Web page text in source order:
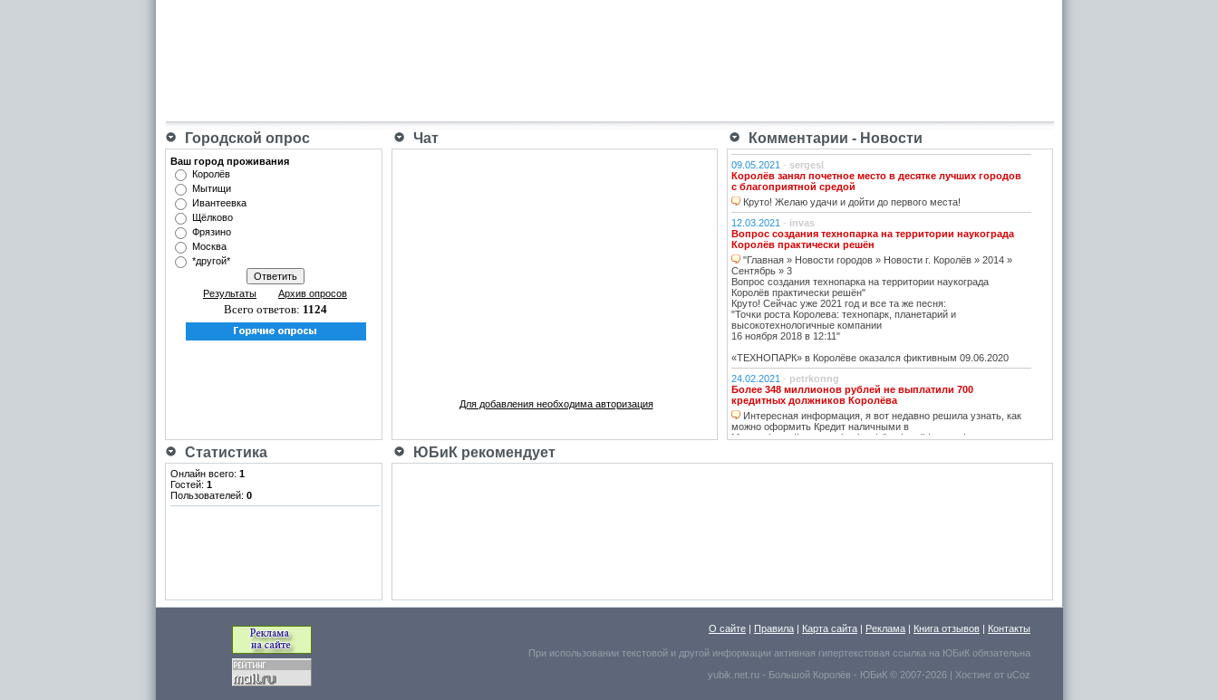
Городской опрос Чат Комментарии - Новости
Ваш город проживания
Королёв
Мытищи
Ивантеевка
Щёлково
Фрязино
Москва
*другой*
Результаты Архив опросов
Всего ответов: 1124
Для добавления необходима авторизация
09.05.2021 - sergesl
Королёв занял почетное место в десятке лучших городов
с благоприятной средой
Круто! Желаю удачи и дойти до первого места!
12.03.2021 - invas
Вопрос создания технопарка на территории наукограда
Королёв практически решён
"Главная » Новости городов » Новости г. Королёв » 2014 »
Сентябрь » 3
Вопрос создания технопарка на территории наукограда
Королёв практически решён"
Круто! Сейчас уже 2021 год и все та же песня:
"Точки роста Королева: технопарк, планетарий и
высокотехнологичные компании
16 ноября 2018 в 12:11"
«ТЕХНОПАРК» в Королёве оказался фиктивным 09.06.2020
24.02.2021 - petrkonng
Более 348 миллионов рублей не выплатили 700
кредитных должников Королёва
Интересная информация, я вот недавно решила узнать, как
можно оформить Кредит наличными в
Москве https://www.vostbank.ru/client/credit/ тут информацию в
В ближайшее время планируется возведение наземного
Бетонный забор у них дешевле регулируемого наземного
Статистика ЮБиК рекомендует
Онлайн всего: 1
Гостей: 1
Пользователей: 0
О сайте | Правила | Карта сайта | Реклама | Книга отзывов | Контакты
При использовании текстовой и другой информации активная гипертекстовая ссылка на ЮБиК обязательна
yubik.net.ru - Большой Королёв - ЮБиК © 2007-2026 | Хостинг от uCoz